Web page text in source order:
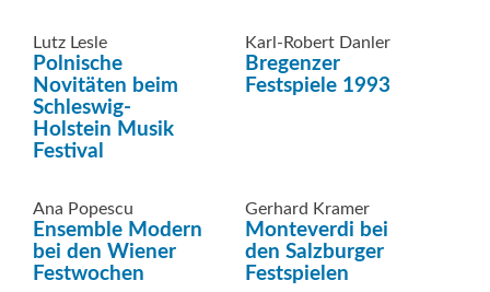
Lutz Lesle
Polnische
Novitäten beim
Schleswig-
Holstein Musik
Festival
Karl-Robert Danler
Bregenzer
Festspiele 1993
Ana Popescu
Ensemble Modern
bei den Wiener
Festwochen
Gerhard Kramer
Monteverdi bei
den Salzburger
Festspielen